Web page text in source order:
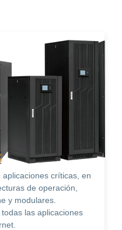
aplicaciones críticas, en
de operación,
y modulares.
las aplicaciones